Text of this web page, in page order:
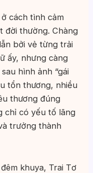
cách tình cảm
đời thường. Chàng
bởi vẻ từng trải
ấy, nhưng càng
hình ảnh “gái
tổn thương, nhiều
thương đúng
chỉ có yếu tố lãng
trưởng thành
khuya, Trai Tơ